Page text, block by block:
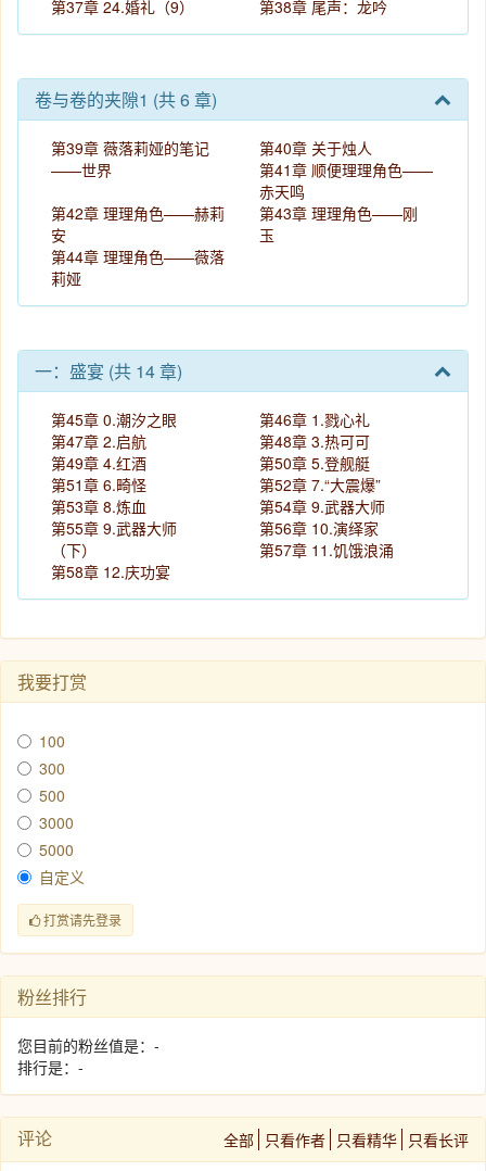
第37章 24.婚礼（9）
第38章 尾声：龙吟
卷与卷的夹隙1 (共 6 章)
第39章 薇落莉娅的笔记
——世界
第40章 关于烛人
第41章 顺便理理角色——
赤天鸣
第42章 理理角色——赫莉
安
第43章 理理角色——刚
玉
第44章 理理角色——薇落
莉娅
一：盛宴 (共 14 章)
第45章 0.潮汐之眼
第46章 1.戮心礼
第47章 2.启航
第48章 3.热可可
第49章 4.红酒
第50章 5.登舰艇
第51章 6.畸怪
第52章 7.“大震爆”
第53章 8.炼血
第54章 9.武器大师
第55章 9.武器大师
（下）
第56章 10.演绎家
第57章 11.饥饿浪涌
第58章 12.庆功宴
我要打赏
100
300
500
3000
5000
自定义
打赏请先登录
粉丝排行
您目前的粉丝值是：-
排行是：-
评论 全部 只看作者 只看精华 只看长评